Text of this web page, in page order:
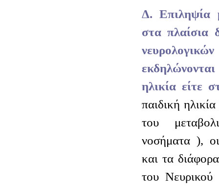
Δ. Επιληψία
στα πλαίσια
ηλικία είτε
παιδική
του
νοσήματα ),
και τα
του Νευρικού